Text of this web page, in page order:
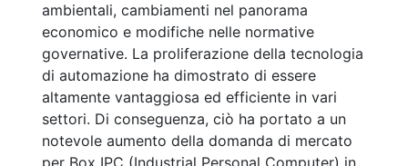
ambientali, cambiamenti nel panorama
economico e modifiche nelle normative
governative. La proliferazione della tecnologia
di automazione ha dimostrato di essere
altamente vantaggiosa ed efficiente in vari
settori. Di conseguenza, ciò ha portato a un
notevole aumento della domanda di mercato
per Box IPC (Industrial Personal Computer) in